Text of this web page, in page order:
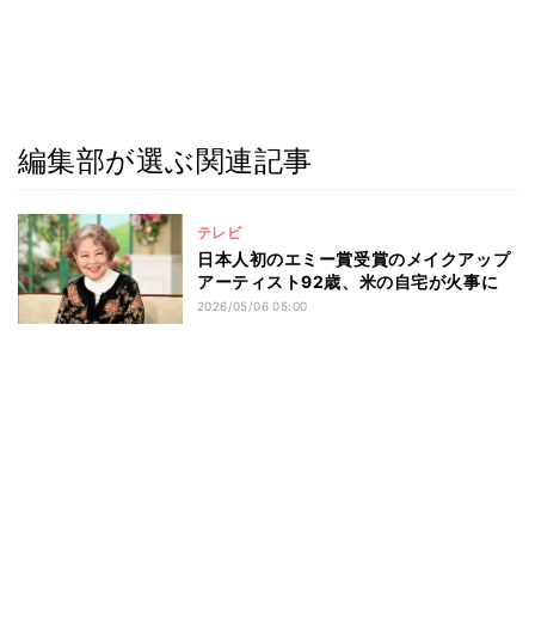
編集部が選ぶ関連記事
テレビ
日本人初のエミー賞受賞のメイクアップ
アーティスト92歳、米の自宅が火事に
2026/05/06 05:00